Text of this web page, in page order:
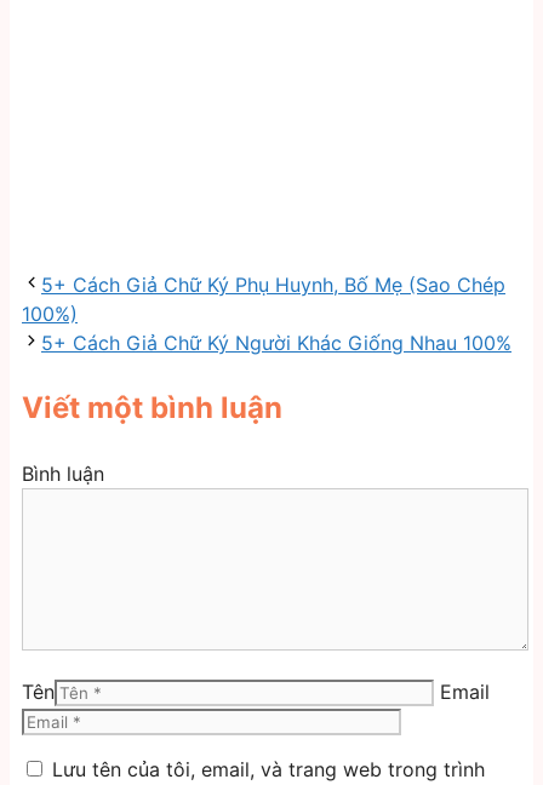
5+ Cách Giả Chữ Ký Phụ Huynh, Bố Mẹ (Sao Chép
100%)
5+ Cách Giả Chữ Ký Người Khác Giống Nhau 100%
Viết một bình luận
Bình luận
Tên Email
Lưu tên của tôi, email, và trang web trong trình